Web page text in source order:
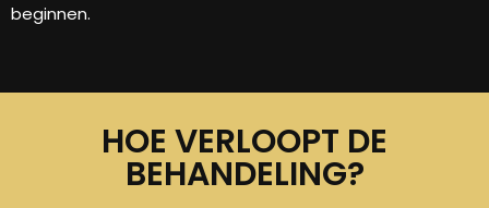
beginnen.
HOE VERLOOPT DE
BEHANDELING?